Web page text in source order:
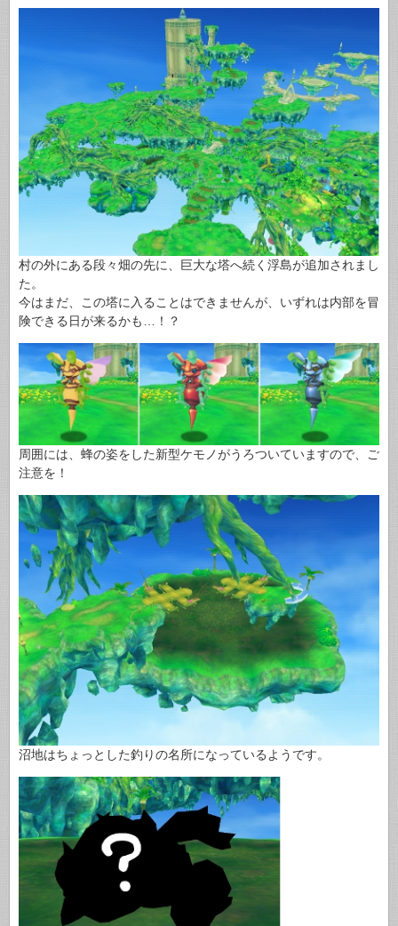
村の外にある段々畑の先に、巨大な塔へ続く浮島が追加されまし
た。
今はまだ、この塔に入ることはできませんが、いずれは内部を冒
険できる日が来るかも…！？
周囲には、蜂の姿をした新型ケモノがうろついていますので、ご
注意を！
沼地はちょっとした釣りの名所になっているようです。